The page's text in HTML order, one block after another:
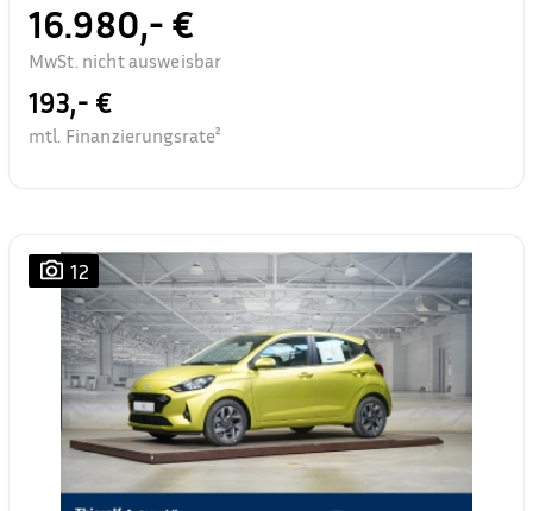
16.980,- €
MwSt. nicht ausweisbar
193,- €
mtl. Finanzierungsrate²
12